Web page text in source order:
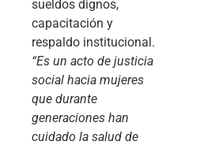
sueldos dignos,
capacitación y
respaldo institucional.
“Es un acto de justicia
social hacia mujeres
que durante
generaciones han
cuidado la salud de